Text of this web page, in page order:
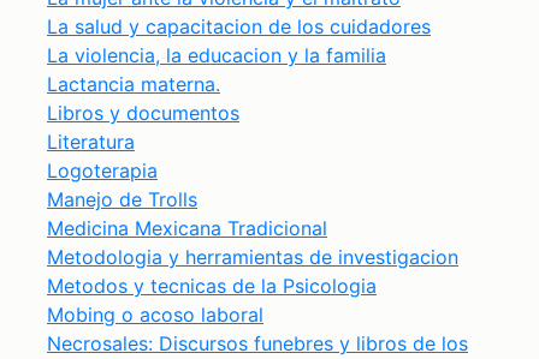
La salud y capacitacion de los cuidadores
La violencia, la educacion y la familia
Lactancia materna.
Libros y documentos
Literatura
Logoterapia
Manejo de Trolls
Medicina Mexicana Tradicional
Metodologia y herramientas de investigacion
Metodos y tecnicas de la Psicologia
Mobing o acoso laboral
Necrosales: Discursos funebres y libros de los